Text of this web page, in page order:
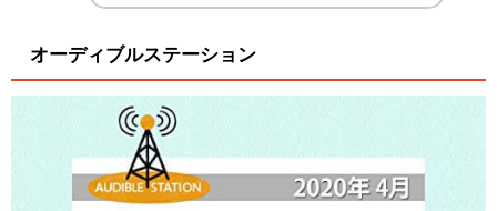
オーディブルステーション